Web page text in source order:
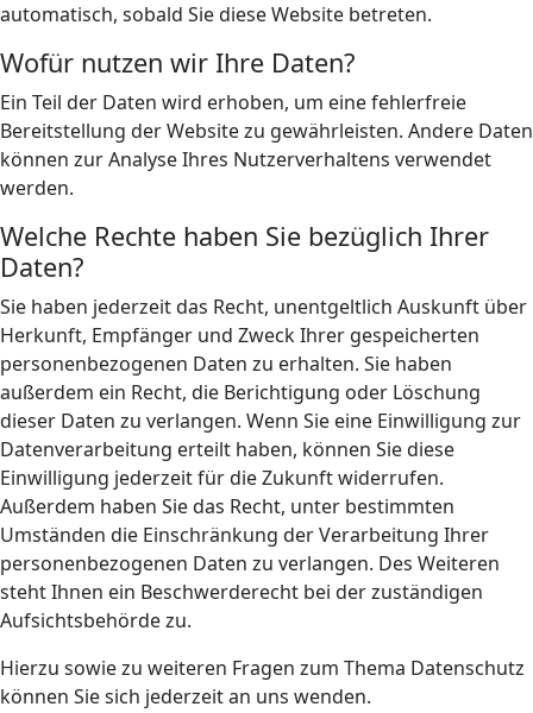
automatisch, sobald Sie diese Website betreten.
Wofür nutzen wir Ihre Daten?
Ein Teil der Daten wird erhoben, um eine fehlerfreie
Bereitstellung der Website zu gewährleisten. Andere Daten
können zur Analyse Ihres Nutzerverhaltens verwendet
werden.
Welche Rechte haben Sie bezüglich Ihrer
Daten?
Sie haben jederzeit das Recht, unentgeltlich Auskunft über
Herkunft, Empfänger und Zweck Ihrer gespeicherten
personenbezogenen Daten zu erhalten. Sie haben
außerdem ein Recht, die Berichtigung oder Löschung
dieser Daten zu verlangen. Wenn Sie eine Einwilligung zur
Datenverarbeitung erteilt haben, können Sie diese
Einwilligung jederzeit für die Zukunft widerrufen.
Außerdem haben Sie das Recht, unter bestimmten
Umständen die Einschränkung der Verarbeitung Ihrer
personenbezogenen Daten zu verlangen. Des Weiteren
steht Ihnen ein Beschwerderecht bei der zuständigen
Aufsichtsbehörde zu.
Hierzu sowie zu weiteren Fragen zum Thema Datenschutz
können Sie sich jederzeit an uns wenden.